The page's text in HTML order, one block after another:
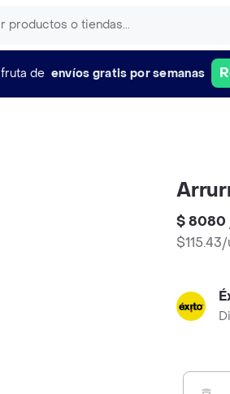
de envíos gratis por semanas
$ 8080